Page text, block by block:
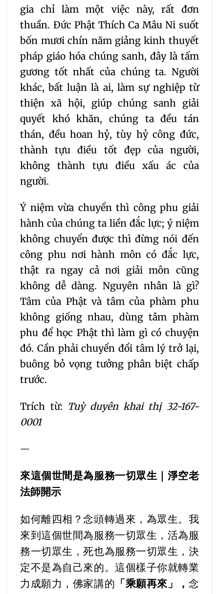
gia chỉ làm một việc này, rất đơn
thuần. Đức Phật Thích Ca Mâu Ni suốt
bốn mươi chín năm giảng kinh thuyết
pháp giáo hóa chúng sanh, đây là tấm
gương tốt nhất của chúng ta. Người
khác, bất luận là ai, làm sự nghiệp từ
thiện xã hội, giúp chúng sanh giải
quyết khó khăn, chúng ta đều tán
thán, đều hoan hỷ, tùy hỷ công đức,
thành tựu điều tốt đẹp của người,
không thành tựu điều xấu ác của
người.
Ý niệm vừa chuyển thì công phu giải
hành của chúng ta liền đắc lực; ý niệm
không chuyển được thì đừng nói đến
công phu nơi hành môn có đắc lực,
thật ra ngay cả nơi giải môn cũng
không dễ dàng. Nguyên nhân là gì?
Tâm của Phật và tâm của phàm phu
không giống nhau, dùng tâm phàm
phu để học Phật thì làm gì có chuyện
đó. Cần phải chuyển đổi tâm lý trở lại,
buông bỏ vọng tưởng phân biệt chấp
trước.
Trích từ: Tuỳ duyên khai thị 32-167-
0001
—
來這個世間是為服務一切眾生｜淨空老
法師開示
如何離四相？念頭轉過來，為眾生。我
來到這個世間為服務一切眾生，活為服
務一切眾生，死也為服務一切眾生，決
定不是為自己來的。這個樣子你就轉業
力成願力，佛家講的 「乘願再來」， 念